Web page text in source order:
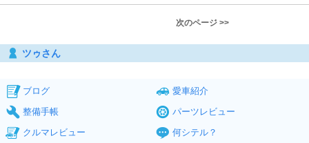
次のページ >>
ツゥさん
ブログ
愛車紹介
整備手帳
パーツレビュー
クルマレビュー
何シテル？